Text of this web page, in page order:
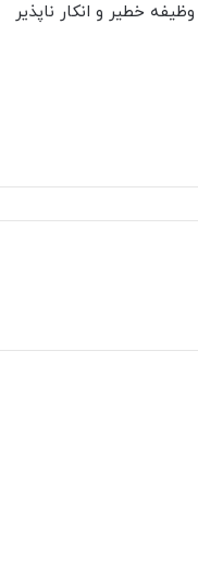
خطیر و انکار ناپذیر